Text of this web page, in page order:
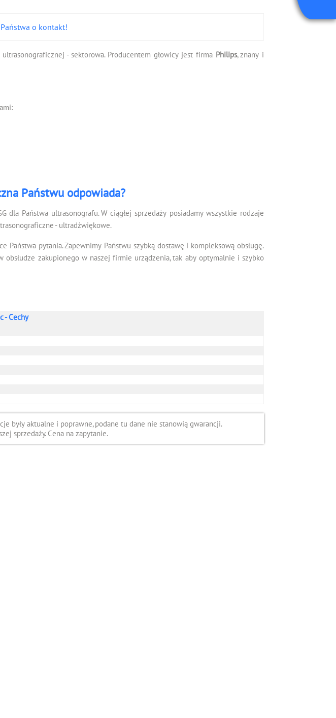
o kontakt!
ultrasonograficznej - sektorowa. Producentem głowicy jest firma Philips, znany i
Państwu odpowiada?
Państwa ultrasonografu. W ciągłej sprzedaży posiadamy wszystkie rodzaje
- ultradźwiękowe.
pytania. Zapewnimy Państwu szybką dostawę i kompleksową obsługę.
zakupionego w naszej firmie urządzenia, tak aby optymalnie i szybko
- Cechy
były aktualne i poprawne, podane tu dane nie stanowią gwarancji.
sprzedaży. Cena na zapytanie.